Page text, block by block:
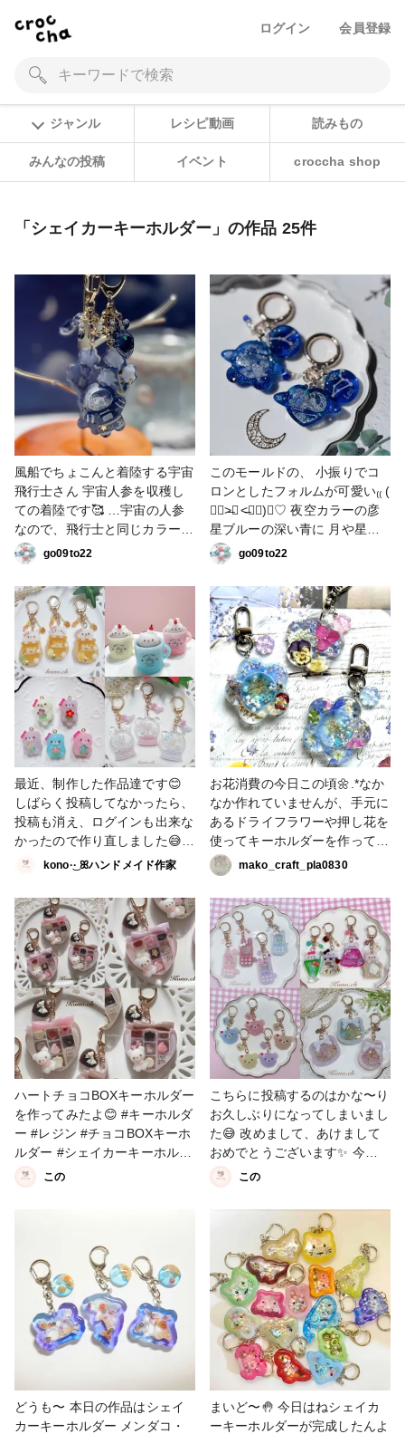
ログイン 会員登録
ジャンル レシピ動画 読みもの
みんなの投稿 イベント croccha shop
「シェイカーキーホルダー」の作品 25件
風船でちょこんと着陸する宇宙
飛行士さん 宇宙人参を収穫し
ての着陸です🥰 …宇宙の人参
なので、飛行士と同じカラーに
してみたら 可愛さが二乗にな
りました✨ 夜空カラーの宵闇
グレーを使用🩶🩶 #作家のため
のレジン大賞2026 #シェイカ
ーキーホルダー
go09to22
このモールドの、 小振りでコ
ロンとしたフォルムが可愛い₍₍ (
๑॔˃̶◡ ˂̶๑॓)◞♡ 夜空カラーの彦
星ブルーの深い青に 月や星、
夏の星座のはくちょう座… 色
んなシートを散りばめたら、宇
宙感マシマシのシェイカーに
🚀🌏°.✧ 使用カラー ＊夜空カ
ラー 彦星ブルー #かのんカラ
ー作品コンテスト #シェイカー
キーホルダー
go09to22
最近、制作した作品達です😊
しばらく投稿してなかったら、
投稿も消え、ログインも出来な
かったので作り直しました😅
もう今年も終わってしまいます
す🙇‍♀️ #レジン #レジンキーホル
ダー #シェイカーキーホルダー
kono·͜· ꕤ︎︎ハンドメイド作家
お花消費の今日この頃🌼.*なか
なか作れていませんが、手元に
あるドライフラワーや押し花を
使ってキーホルダーを作ってみ
ました💗ネモフィラも勿忘草も
まだ大量にあるし、買ったお花
も使わなくては😅 #販売中 #キ
ーホルダー #自家製ドライフラ
ワー #自家製押し花 #シェイカ
ーキーホルダー
mako_craft_pla0830
ハートチョコBOXキーホルダー
を作ってみたよ😊 #キーホルダ
ー #レジン #チョコBOXキーホ
ルダー #シェイカーキーホルダ
ー
この
こちらに投稿するのはかな〜り
お久しぶりになってしまいまし
た😅 改めまして、あけまして
おめでとうございます✨ 今年
もよろしくお願いします🙇‍♀️ と
いう訳で… 昨年作ったお気に
入りの作品たちです💕 #レジン
#レジンキーホルダー #シェイ
カーキーホルダー #シャカシャ
カキーホルダー
この
どうも〜 本日の作品はシェイ
カーキーホルダー メンダコ・
まいど〜🤚 今日はねシェイカ
ーキーホルダーが完成したんよ